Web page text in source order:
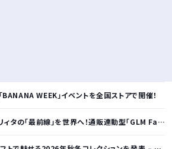
BANANA WEEK」イベントを全国ストアで開催！
最前線」を世界へ！通販連動型「GLM Fashion Show 2026」9月開催